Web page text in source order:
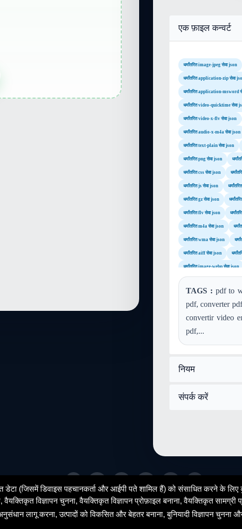
डेटा (जिसमें डिवाइस पहचानकर्ता और आईपी पते शामिल हैं) को संसाधित करने के
विज्ञापन चुनना, वैयक्तिकृत विज्ञापन प्रोफ़ाइल बनाना, वैयक्तिकृत सामग्री
लागू करना, उत्पादों को विकसित और बेहतर बनाना, बुनियादी विज्ञापन चुनना और
एक फ़ाइल कन्वर्ट
धर्मांतरित image-jpeg सेवा json
धर्मांतरित application-zip सेवा
धर्मांतरित application-msword
धर्मांतरित video-quicktime सेवा
धर्मांतरित video-x-flv सेवा json
धर्मांतरित audio-x-m4a सेवा json
धर्मांतरित text-plain सेवा json
धर्मांतरित png सेवा json
धर्मांतरित css सेवा json
धर्मांतरित js सेवा json
धर्मांतरित gz सेवा json
धर्मांतरित flv सेवा json
धर्मांतरित m4a सेवा json
धर्मांतरित wma सेवा json
धर्मांतरित aiff सेवा json
धर्मांतरित image-webp सेवा json
TAGS : pdf to
pdf, converter
convertir video
pdf,...
नियम
संपर्क करें
© 2026 SENDEYO - All rights reserved